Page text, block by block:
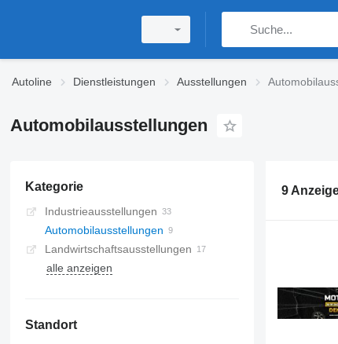
Autoline Dienstleistungen Ausstellungen
Automobilausstellungen
Kategorie
Industrieausstellungen
Automobilausstellungen
Landwirtschaftsausstellungen
alle anzeigen
Standort
9